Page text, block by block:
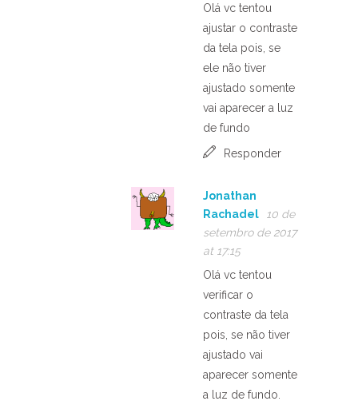
Olá vc tentou
ajustar o contraste
da tela pois, se
ele não tiver
ajustado somente
vai aparecer a luz
de fundo
Responder
Jonathan
Rachadel
10 de
setembro de 2017
at 17:15
Olá vc tentou
verificar o
contraste da tela
pois, se não tiver
ajustado vai
aparecer somente
a luz de fundo.